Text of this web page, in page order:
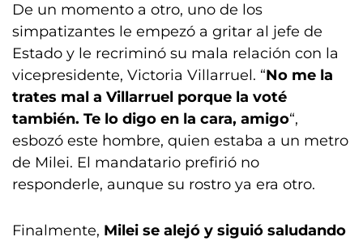
De un momento a otro, uno de los
simpatizantes le empezó a gritar al jefe de
Estado y le recriminó su mala relación con la
vicepresidente, Victoria Villarruel. “No me la
trates mal a Villarruel porque la voté
también. Te lo digo en la cara, amigo“,
esbozó este hombre, quien estaba a un metro
de Milei. El mandatario prefirió no
responderle, aunque su rostro ya era otro.
Finalmente, Milei se alejó y siguió saludando